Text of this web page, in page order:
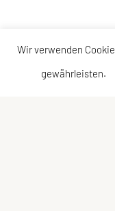
Wir verwenden
gewährleisten.